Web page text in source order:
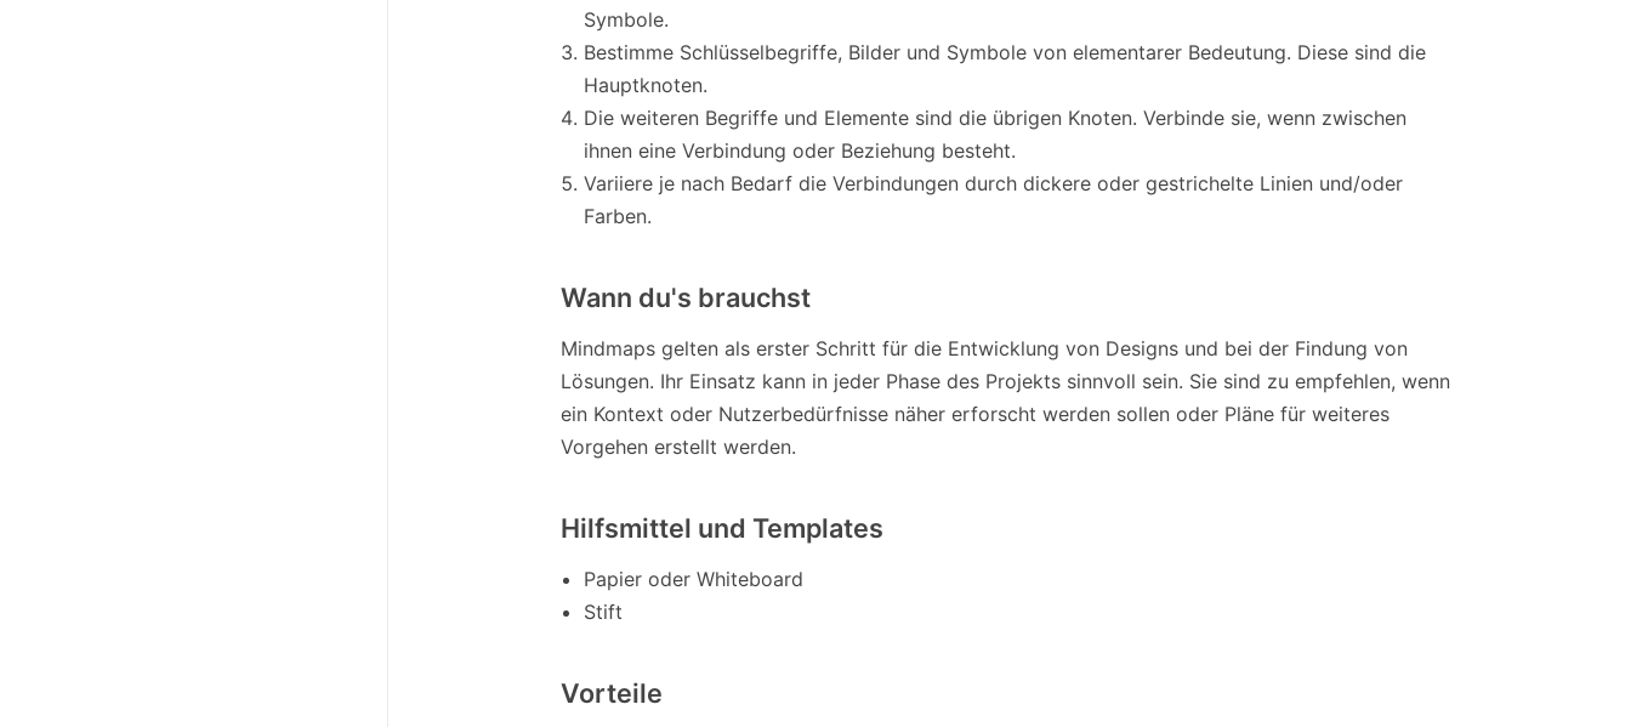
Symbole.
Bestimme Schlüsselbegriffe, Bilder und Symbole von elementarer Bedeutung. Diese sind die
Hauptknoten.
Die weiteren Begriffe und Elemente sind die übrigen Knoten. Verbinde sie, wenn zwischen
ihnen eine Verbindung oder Beziehung besteht.
Variiere je nach Bedarf die Verbindungen durch dickere oder gestrichelte Linien und/oder
Farben.
Wann du's brauchst
Mindmaps gelten als erster Schritt für die Entwicklung von Designs und bei der Findung von
Lösungen. Ihr Einsatz kann in jeder Phase des Projekts sinnvoll sein. Sie sind zu empfehlen, wenn
ein Kontext oder Nutzerbedürfnisse näher erforscht werden sollen oder Pläne für weiteres
Vorgehen erstellt werden.
Hilfsmittel und Templates
Papier oder Whiteboard
Stift
Vorteile